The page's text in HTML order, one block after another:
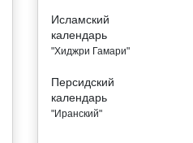
Исламский
календарь
"Хиджри Гамари"
Персидский
календарь
"Иранский"